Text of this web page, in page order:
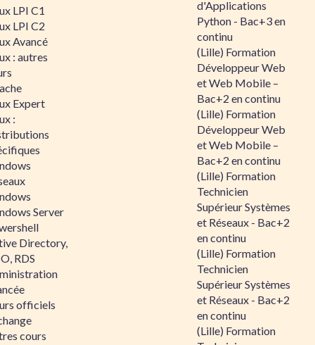
LPI C1
LPI C2
Avancé
: autres
Expert
:
Server
Directory,
RDS
officiels
cours
d'Applications
Python - Bac+3 en
continu
(Lille) Formation
Développeur Web
et Web Mobile –
Bac+2 en continu
(Lille) Formation
Développeur Web
et Web Mobile –
Bac+2 en continu
(Lille) Formation
Technicien
Supérieur Systèmes
et Réseaux - Bac+2
en continu
(Lille) Formation
Technicien
Supérieur Systèmes
et Réseaux - Bac+2
en continu
(Lille) Formation